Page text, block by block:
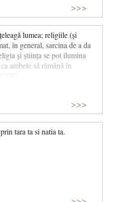
la starea de echilibru. Și vor fi
© CCC
>>>
lumea; religiile (și
în general, sarcina de a da
și știința se pot ilumina
ambele să rămână în
>>>
tara ta si natia ta.